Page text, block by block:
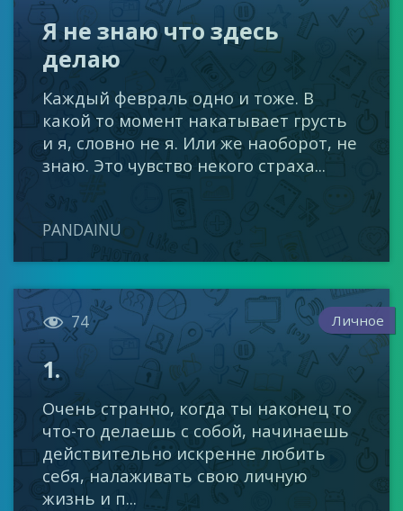
Я не знаю что здесь
делаю
Каждый февраль одно и тоже. В
какой то момент накатывает грусть
и я, словно не я. Или же наоборот, не
знаю. Это чувство некого страха...
PANDAINU
 74 Личное
1.
Очень странно, когда ты наконец то
что-то делаешь с собой, начинаешь
действительно искренне любить
себя, налаживать свою личную
жизнь и п...